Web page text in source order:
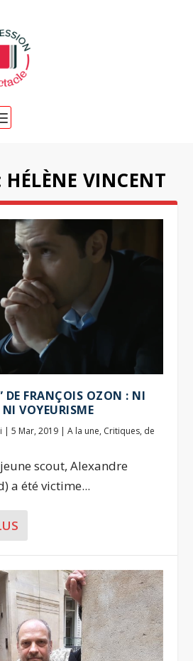
HÉLÈNE VINCENT
DE FRANÇOIS OZON : NI
VOYEURISME
|5 Mar, 2019 |A la une, Critiques, de
scout, Alexandre
a été victime...